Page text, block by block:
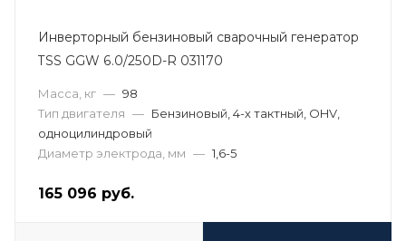
Инверторный бензиновый сварочный генератор
TSS GGW 6.0/250D-R 031170
Масса, кг — 98
Тип двигателя — Бензиновый, 4-х тактный, OHV,
одноцилиндровый
Диаметр электрода, мм — 1,6-5
165 096 руб.